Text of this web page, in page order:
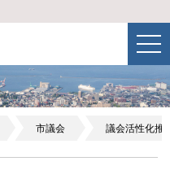
市議会 議会活性化推